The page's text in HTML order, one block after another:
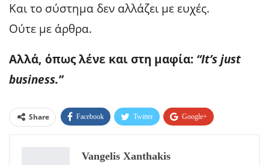
Και το σύστημα δεν αλλάζει με ευχές.
Ούτε με άρθρα.
Αλλά, όπως λένε και στη μαφία: “It’s just
business.”
Share Facebook Twitter Google+
Vangelis Xanthakis